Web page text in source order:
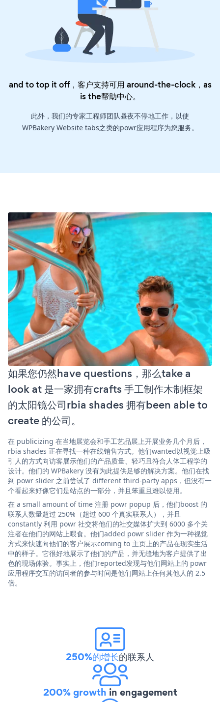
and to top it off，客户支持可用 around-the-clock，as
is the帮助中心。
此外，我们的专家工程师团队昼夜不停地工作，以使
WPBakery Website tabs之类的powr应用程序为您服务。
如果您仍然have questions，那么take a
look at 是一家拥有crafts 手工制作木制框架
的太阳镜公司rbia shades 拥有been able to
create 的公司。
在 publicizing 在当地展览会和手工艺品展上开展业务几个月后，
rbia shades 正在寻找一种在线销售方式。他们wanted以视觉上吸
引人的方式向访客展示他们的产品质量、轻巧且符合人体工程学的
设计。他们的 WPBakery 没有为此提供足够的解决方案。他们在找
到 powr slider 之前尝试了 different third-party apps，但没有一
个看起来好像它们是站点的一部分，并且笨重且难以使用。
在 a small amount of time 注册 powr popup 后，他们boost 的
联系人数量超过 250%（超过 600 个真实联系人），并且
constantly 利用 powr 社交将他们的社交媒体扩大到 6000 多个关
注者在他们的网站上喂食。他们added powr slider 作为一种视觉
方式来快速向他们的客户展示coming to 主页上的产品在现实生活
中的样子。它很好地展示了他们的产品，并无缝地为客户提供了出
色的现场体验。事实上，他们reported发现与他们网站上的 powr
应用程序交互的访问者的参与时间是他们网站上任何其他人的 2.5
倍。
250%的增长的联系人
200% growth in engagement